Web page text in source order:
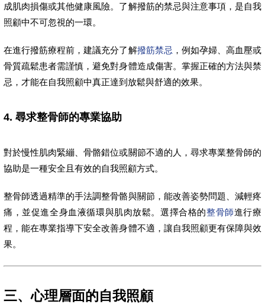
成肌肉損傷或其他健康風險。了解撥筋的禁忌與注意事項，是自我
照顧中不可忽視的一環。
在進行撥筋療程前，建議充分了解撥筋禁忌 ，例如孕婦、高血壓或
骨質疏鬆患者需謹慎，避免對身體造成傷害。掌握正確的方法與禁
忌，才能在自我照顧中真正達到放鬆與舒適的效果。
4. 尋求整骨師的專業協助
對於慢性肌肉緊繃、骨骼錯位或關節不適的人，尋求專業整骨師的
協助是一種安全且有效的自我照顧方式。
整骨師透過精準的手法調整骨骼與關節，能改善姿勢問題、減輕疼
痛，並促進全身血液循環與肌肉放鬆。選擇合格的整骨師進行療
程，能在專業指導下安全改善身體不適，讓自我照顧更有保障與效
果。
三、心理層面的自我照顧